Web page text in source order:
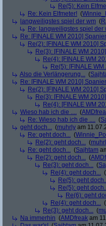
Re(5): Kein
Re: Kein Elfmeter! (
langweiligstes spiel der wm (
Re: langweiligstes spiel der
Re: [FINALE WM 2010]
Re(2): [FINALE WM 2010]
Re(3): [FINALE WM
Re(4): [FINALE WM
Re(5): [FINALE
Also die Verlängerung... (
Re: [FINALE WM 2010]
Re(2): [FINALE WM 2010]
Re(3): [FINALE WM
Re(4): [FINALE WM
Wieso hab ich die .... (
Re: Wieso hab ich die .... (
geht doch... (muhrly am
Re: geht doch... (
Re(2): geht doch... (
Re: geht doch... (Sajhtam
Re(2): geht doch... (
Re(3): geht doch... (
Re(4): geht doch... (
Re(5): geht
Re(5): geht
Re(6): geht
Re(4): geht doch... (
Re(3): geht doch... (
Na immerhin (AMDfreak am